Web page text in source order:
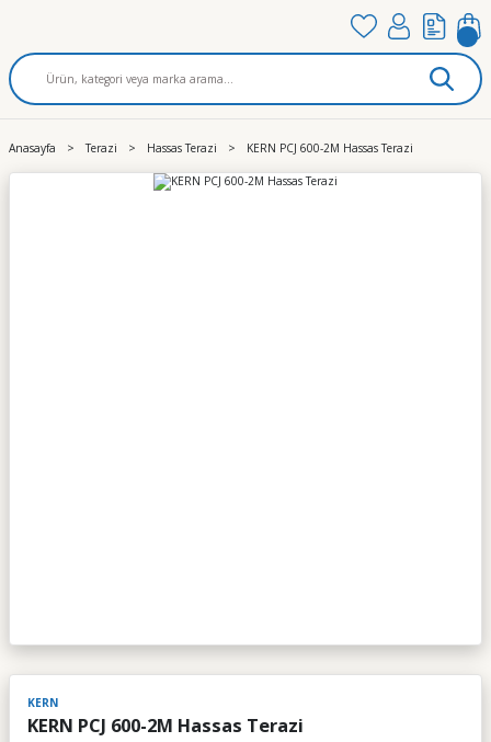
Anasayfa Terazi Hassas Terazi KERN PCJ 600-2M Hassas Terazi
KERN
KERN PCJ 600-2M Hassas Terazi